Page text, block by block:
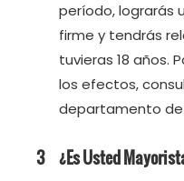
período, lograrás
firme y tendrás
tuvieras 18 años.
los efectos,
departamento
3 ¿Es Usted